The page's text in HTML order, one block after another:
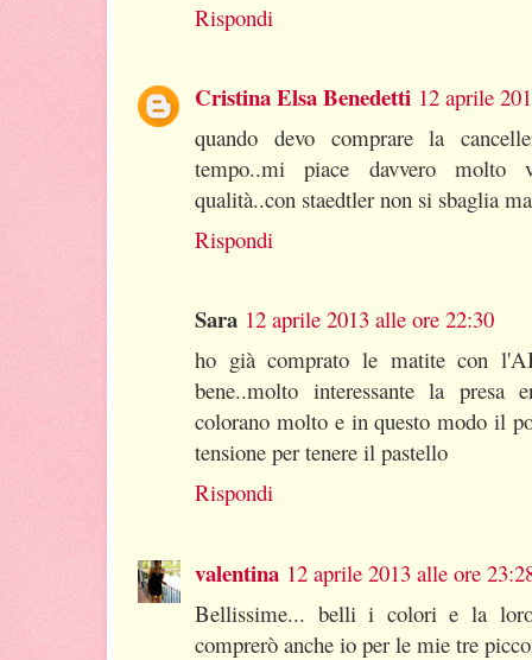
Rispondi
Cristina Elsa Benedetti 12 aprile
quando devo comprare la
tempo..mi piace davvero molto
qualità..con staedtler non si sbaglia
Rispondi
Sara 12 aprile 2013 alle ore 22:30
ho già comprato le matite con
bene..molto interessante la presa
colorano molto e in questo modo il
tensione per tenere il pastello
Rispondi
valentina 12 aprile 2013 alle ore
Bellissime... belli i colori e la
comprerò anche io per le mie tre